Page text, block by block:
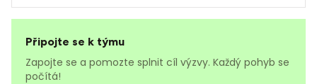
Připojte se k týmu
Zapojte se a pomozte splnit cíl výzvy. Každý pohyb se
počítá!